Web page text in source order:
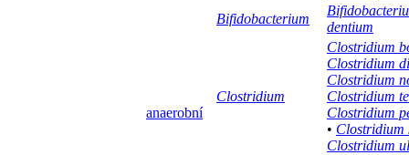
anaerobní
Bifidobacterium
dentium
Clostridium
Clostridium
Clostridium
Clostridium
Clostridium
Clostridium
• Clostridium
Clostridium